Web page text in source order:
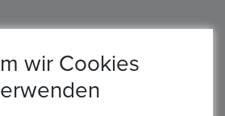
wir Cookies